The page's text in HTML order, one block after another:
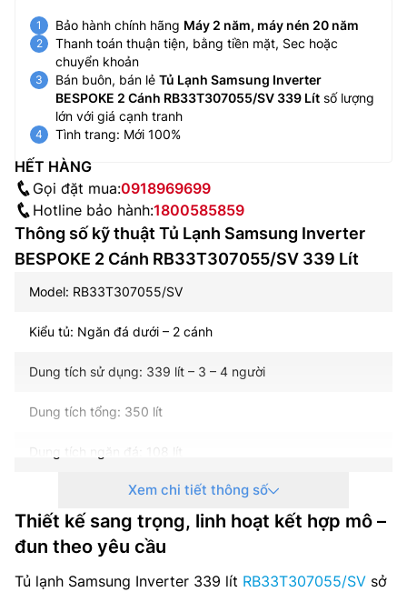
Bảo hành chính hãng Máy 2 năm, máy nén 20 năm
Thanh toán thuận tiện, bằng tiền mặt, Sec hoặc
chuyển khoản
Bán buôn, bán lẻ Tủ Lạnh Samsung Inverter
BESPOKE 2 Cánh RB33T307055/SV 339 Lít số lượng
lớn với giá cạnh tranh
Tình trang: Mới 100%
HẾT HÀNG
Gọi đặt mua:0918969699
Hotline bảo hành:1800585859
Thông số kỹ thuật Tủ Lạnh Samsung Inverter
BESPOKE 2 Cánh RB33T307055/SV 339 Lít
Model: RB33T307055/SV
Kiểu tủ: Ngăn đá dưới – 2 cánh
Dung tích sử dụng: 339 lít – 3 – 4 người
Dung tích tổng: 350 lít
Dung tích ngăn đá: 108 lít
Dung tích ngăn lạnh: 231 lít
Công suất tiêu thụ công bố theo TCVN: ~ 1.15 kW/ngày
Công nghệ tiết kiệm điện: Digital Inverter
Xem chi tiết thông số
Thiết kế sang trọng, linh hoạt kết hợp mô –
đun theo yêu cầu
Tủ lạnh Samsung Inverter 339 lít RB33T307055/SV sở